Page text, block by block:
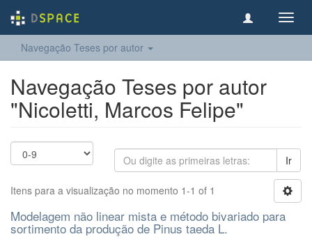
Navegação Teses por autor
Navegação Teses por autor
"Nicoletti, Marcos Felipe"
Ir
Itens para a visualização no momento 1-1 of 1
Modelagem não linear mista e método bivariado para
sortimento da produção de Pinus taeda L.